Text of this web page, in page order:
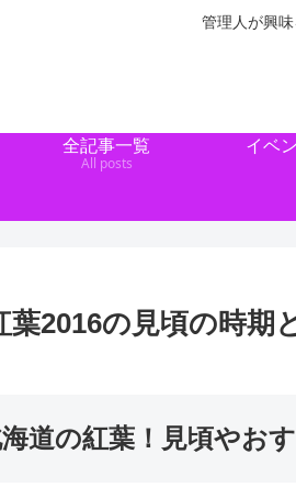
管理人が興
全記事一覧
All posts
イベ
葉2016の見頃の時期
道の紅葉！見頃やお